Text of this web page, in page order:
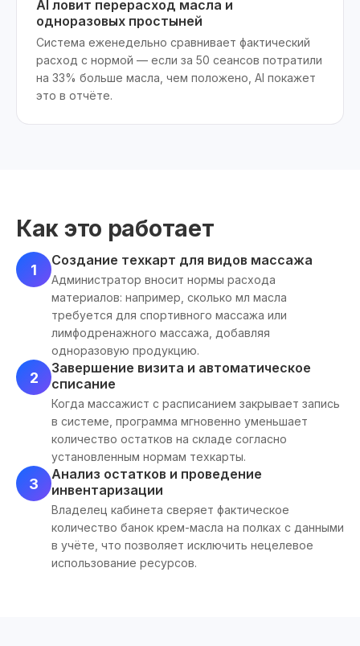
AI ловит перерасход масла и
одноразовых простыней
Система еженедельно сравнивает фактический
расход с нормой — если за 50 сеансов потратили
на 33% больше масла, чем положено, AI покажет
это в отчёте.
Как это работает
1
Создание техкарт для видов массажа
Администратор вносит нормы расхода
материалов: например, сколько мл масла
требуется для спортивного массажа или
лимфодренажного массажа, добавляя
одноразовую продукцию.
2
Завершение визита и автоматическое
списание
Когда массажист с расписанием закрывает запись
в системе, программа мгновенно уменьшает
количество остатков на складе согласно
установленным нормам техкарты.
3
Анализ остатков и проведение
инвентаризации
Владелец кабинета сверяет фактическое
количество банок крем-масла на полках с данными
в учёте, что позволяет исключить нецелевое
использование ресурсов.